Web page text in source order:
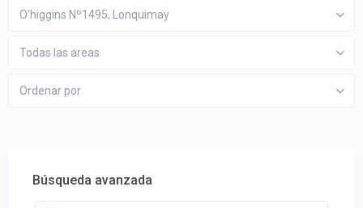
O'higgins Nº1495, Lonquimay
Todas las areas
Ordenar por
Búsqueda avanzada